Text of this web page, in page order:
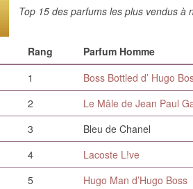
Top 15 des parfums les plus vendus à
Rang
Parfum Homme
1
Boss Bottled d’ Hugo
2
Le Mâle de Jean Paul
3
Bleu de Chanel
4
Lacoste L!ve
5
Hugo Man d’Hugo Boss